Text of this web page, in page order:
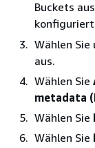
Buckets
konfiguriert
Wählen Sie
aus.
Wählen Sie
metadata
Wählen Sie
Wählen Sie